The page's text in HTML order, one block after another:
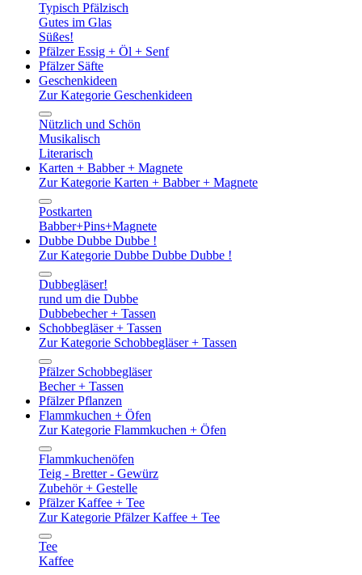
Typisch Pfälzisch
Gutes im Glas
Süßes!
Pfälzer Essig + Öl + Senf
Pfälzer Säfte
Geschenkideen
Zur Kategorie Geschenkideen
Nützlich und Schön
Musikalisch
Literarisch
Karten + Babber + Magnete
Zur Kategorie Karten + Babber + Magnete
Postkarten
Babber+Pins+Magnete
Dubbe Dubbe Dubbe !
Zur Kategorie Dubbe Dubbe Dubbe !
Dubbegläser!
rund um die Dubbe
Dubbebecher + Tassen
Schobbegläser + Tassen
Zur Kategorie Schobbegläser + Tassen
Pfälzer Schobbegläser
Becher + Tassen
Pfälzer Pflanzen
Flammkuchen + Öfen
Zur Kategorie Flammkuchen + Öfen
Flammkuchenöfen
Teig - Bretter - Gewürz
Zubehör + Gestelle
Pfälzer Kaffee + Tee
Zur Kategorie Pfälzer Kaffee + Tee
Tee
Kaffee